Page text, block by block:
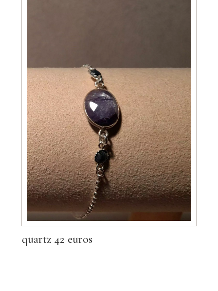
quartz 42 euros